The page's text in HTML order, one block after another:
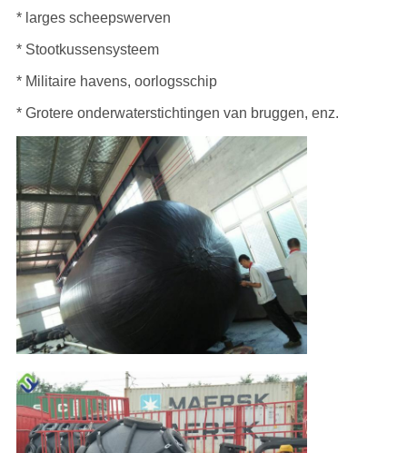
* larges scheepswerven
* Stootkussensysteem
* Militaire havens, oorlogsschip
* Grotere onderwaterstichtingen van bruggen, enz.